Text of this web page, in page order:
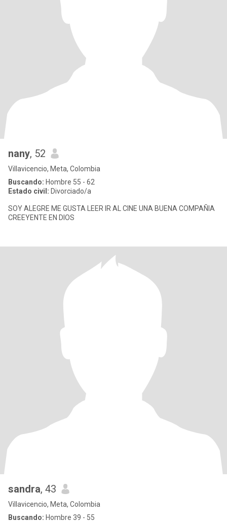
nany, 52
Villavicencio, Meta, Colombia
Buscando: Hombre 55 - 62
Estado civil: Divorciado/a
SOY ALEGRE ME GUSTA LEER IR AL CINE UNA BUENA COMPAÑIA
CREEYENTE EN DIOS
sandra, 43
Villavicencio, Meta, Colombia
Buscando: Hombre 39 - 55